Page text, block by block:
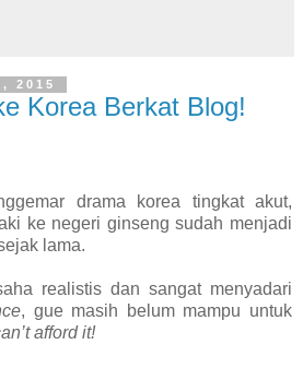
2015
Korea Berkat Blog!
drama korea tingkat akut,
ke negeri ginseng sudah menjadi
lama.
realistis dan sangat menyadari
, gue masih belum mampu untuk
afford it!